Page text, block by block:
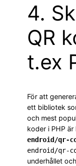
4.
QR
t.ex
För att
ett bibliotek
och mest
koder i PHP är
endroid/qr-
endroid/qr-
underhållet